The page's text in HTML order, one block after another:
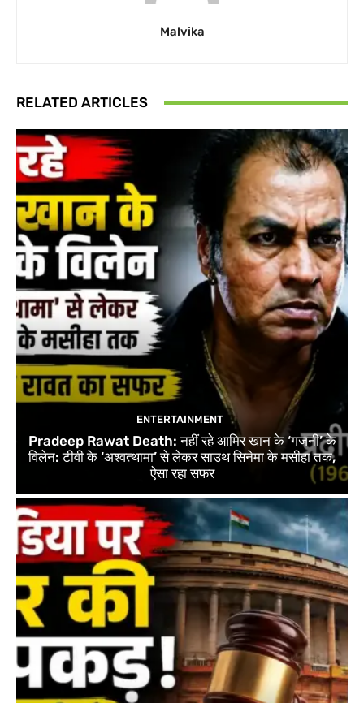
Malvika
RELATED ARTICLES
ENTERTAINMENT
Pradeep Rawat Death: नहीं रहे आमिर खान के ‘गजनी’ के
विलेन: टीवी के ‘अश्वत्थामा’ से लेकर साउथ सिनेमा के मसीहा तक,
ऐसा रहा सफर